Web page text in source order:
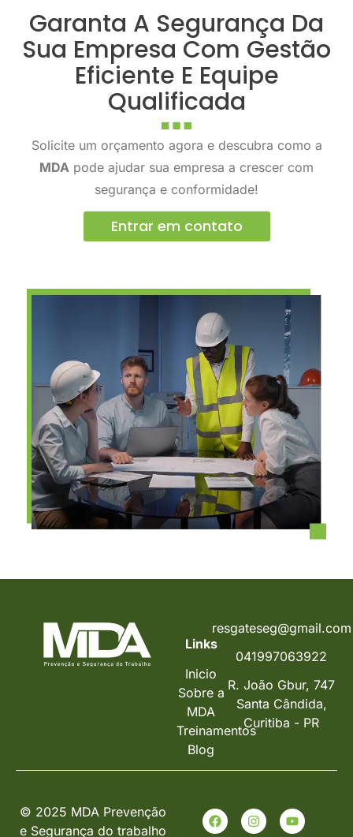
Garanta A Segurança Da
Sua Empresa Com Gestão
Eficiente E Equipe
Qualificada
Solicite um orçamento agora e descubra como a
MDA pode ajudar sua empresa a crescer com
segurança e conformidade!
Entrar em contato
Links
Inicio
Sobre a
MDA
Treinamentos
Blog
resgateseg@gmail.com
041997063922
R. João Gbur, 747
Santa Cândida,
Curitiba - PR
© 2025 MDA Prevenção
e Segurança do trabalho